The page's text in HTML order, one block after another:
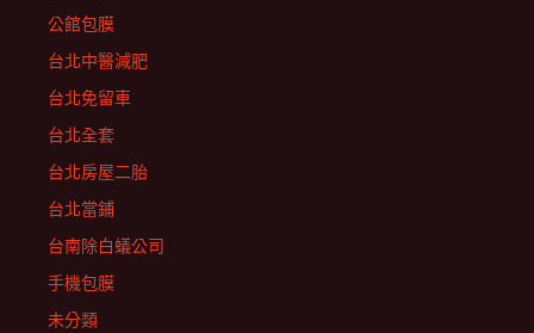
公館包膜
台北中醫減肥
台北免留車
台北全套
台北房屋二胎
台北當鋪
台南除白蟻公司
手機包膜
未分類